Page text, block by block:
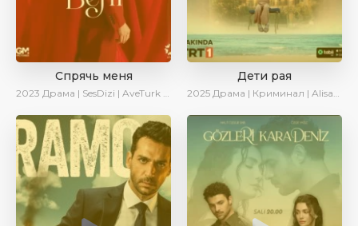
Спрячь меня
2023 Драма | SesDizi | AveTurk | AlisaDirilis | Сериалы 2023
Дети рая
2025 Драма | Криминал | AlisaDirilis | Новинки | Сериалы 2025